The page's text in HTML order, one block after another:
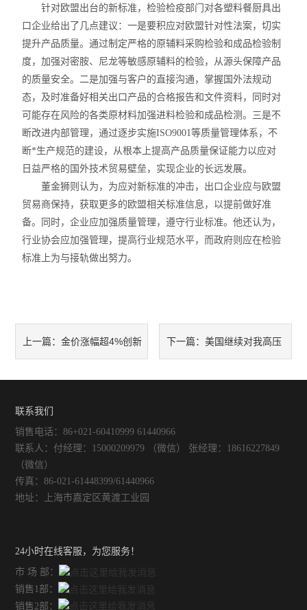
针对欧盟出台的新标准，检验检疫部门对各塑料餐厨具出
口企业给出了几点建议：一是要积应对欧盟针对性法案，切实
提升产品质量。通过制定严格的原辅料采购检验和成品检验制
度，加强对密胺、尼龙等敏感原辅料的检验，从源头保障产品
的质量安全。二是加强与客户的直接沟通，掌握国外法规动
态，及时准备好相关出口产品的合格报告和文件资料，同时对
可能存在风险的各类原材料加强进料检验和成品检测。三是不
断改进内部管理，通过逐步实施ISO9001等质量管理体系，不
断*生产规范的建设，从根本上提高产品质量保证能力以应对
日益严格的国外技术贸易壁垒，实现企业的长远发展。
董金狮则认为，为应对新标准的冲击，出口企业应与欧盟
贸易商保持，获取更多的欧盟相关标准信息，以提前做好准
备。同时，企业应加强质量管理，遵守行业标准。他还认为，
行业协会应加强管理，提高行业规范水平，而政府则应在检验
标准上为与接轨做出努力。
上一篇：金价涨幅超4%创新 下一篇： 美国继续对我高压
联系我们
销售电话：86+021-60410999 61440966
联系人：付经理：15000209979 （微信） 张经理：18616227849
（微信）
传真：86-021-61448399/61440966
地址：上海市嘉定区黄渡工业园
24小时在线客服，为您服务！
市 场 部：
销售1部：
销售2部：